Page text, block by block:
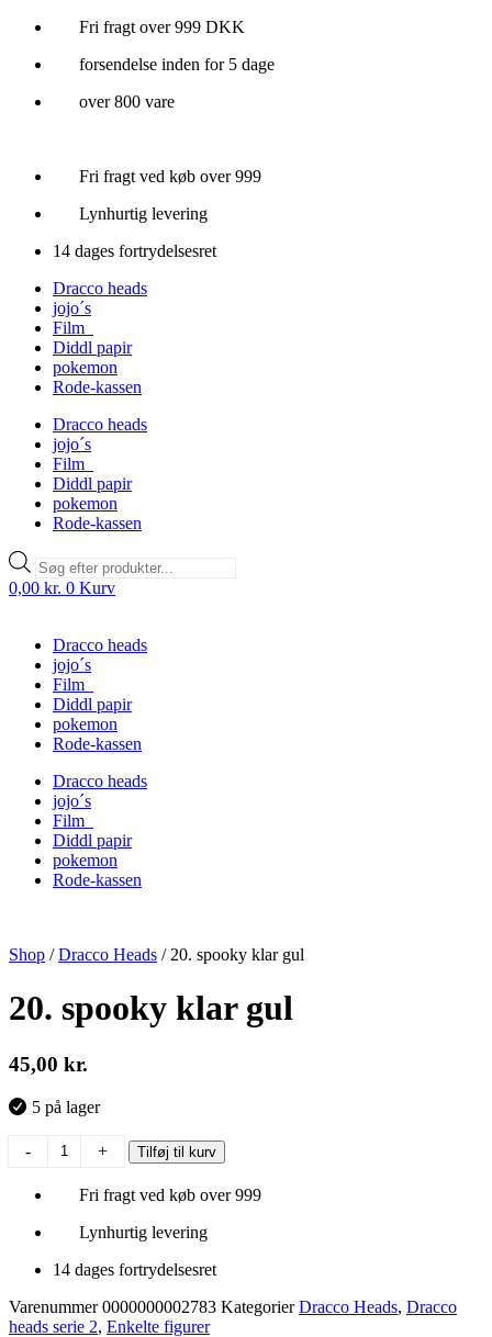
Videre
indhold
Fri fragt over 999 DKK
forsendelse inden for 5 dage
over 800 vare
Fri fragt ved køb over 999
Lynhurtig levering
14 dages fortrydelsesret
Dracco heads
jojo´s
Film
Diddl papir
pokemon
Rode-kassen
Dracco heads
jojo´s
Film
Diddl papir
pokemon
Rode-kassen
Products
search
0,00 kr. 0 Kurv
Dracco heads
jojo´s
Film
Diddl papir
pokemon
Rode-kassen
Dracco heads
jojo´s
Film
Diddl papir
pokemon
Rode-kassen
Shop /Dracco Heads / 20. spooky klar gul
20. spooky klar gul
45,00 kr.
5 på lager
- + Tilføj til kurv
Fri fragt ved køb over 999
Lynhurtig levering
14 dages fortrydelsesret
Varenummer0000000002783 Kategorier Dracco Heads, Dracco
heads serie 2, Enkelte figurer